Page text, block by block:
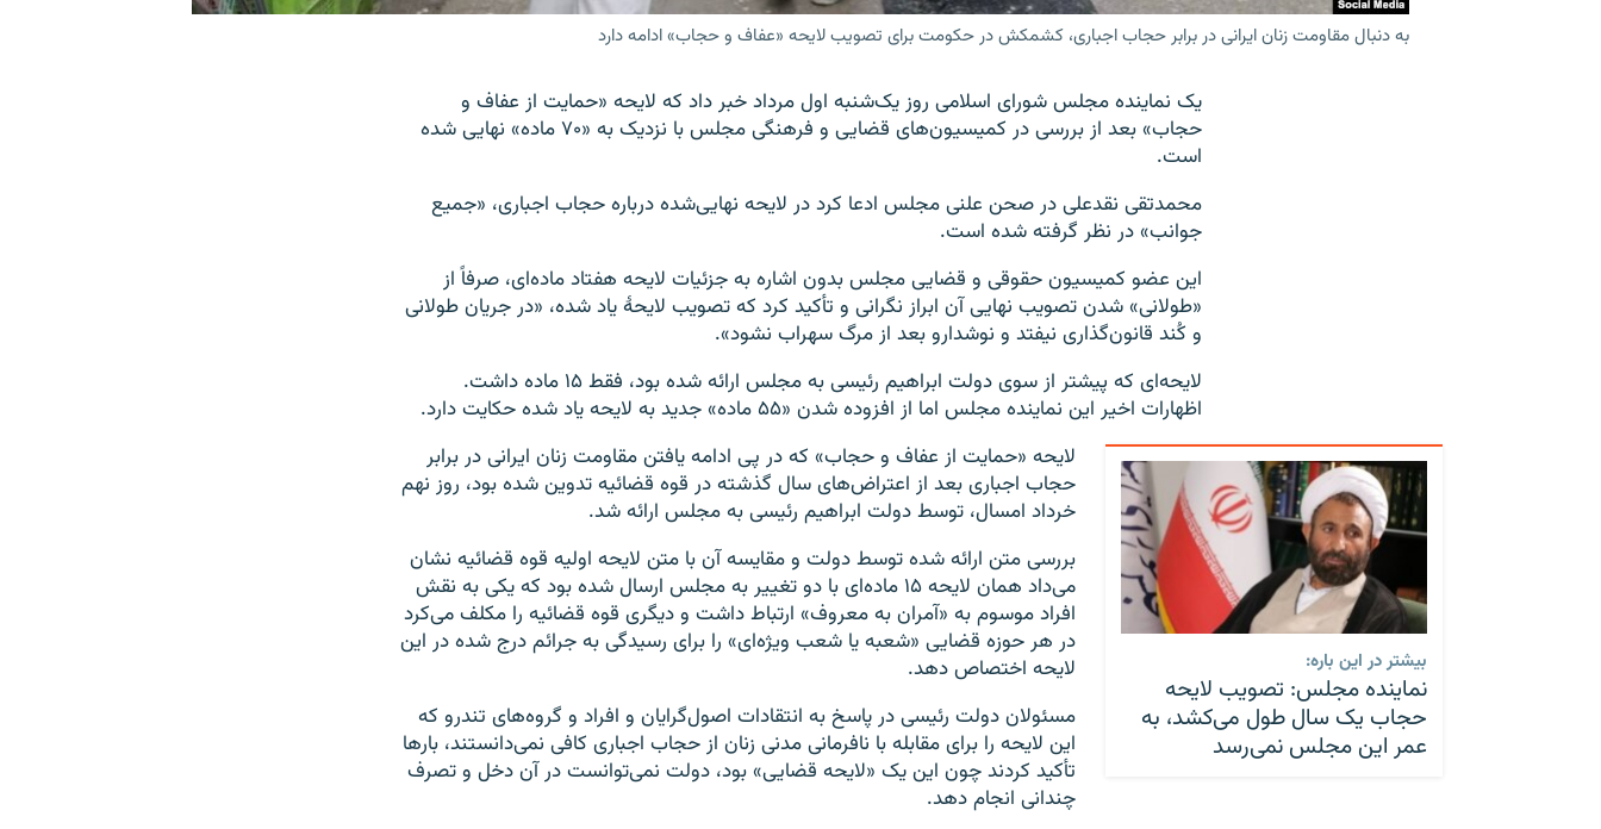
به دنبال مقاومت زنان ایرانی در برابر حجاب اجباری، کشمکش در حکومت برای تصویب لایحه «عفاف و حجاب» ادامه دارد
یک نماینده مجلس شورای اسلامی روز یک‌شنبه اول مرداد خبر داد که لایحه «حمایت از عفاف و
حجاب» بعد از بررسی در کمیسیون‌های قضایی و فرهنگی مجلس با نزدیک به «۷۰ ماده» نهایی شده
است.
محمدتقی نقدعلی در صحن علنی مجلس ادعا کرد در لایحه نهایی‌شده درباره حجاب اجباری، «جمیع
جوانب» در نظر گرفته شده است.
این عضو کمیسیون حقوقی و قضایی مجلس بدون اشاره به جزئیات لایحه هفتاد ماده‌ای، صرفاً از
«طولانی» شدن تصویب نهایی آن ابراز نگرانی و تأکید کرد که تصویب لایحۀ یاد شده، «در جریان طولانی
و کُند قانون‌گذاری نیفتد و نوشدارو بعد از مرگ سهراب نشود».
لایحه‌ای که پیشتر از سوی دولت ابراهیم رئیسی به مجلس ارائه شده بود، فقط ۱۵ ماده داشت.
اظهارات اخیر این نماینده مجلس اما از افزوده شدن «۵۵ ماده» جدید به لایحه یاد شده حکایت دارد.
بیشتر در این باره:
نماینده مجلس: تصویب لایحه
حجاب یک سال طول می‌کشد، به
عمر این مجلس نمی‌رسد
لایحه «حمایت از عفاف و حجاب» که در پی ادامه یافتن مقاومت زنان ایرانی در برابر
حجاب اجباری بعد از اعتراض‌های سال گذشته در قوه قضائیه تدوین شده بود،‌ روز نهم
خرداد امسال، توسط دولت ابراهیم رئیسی به مجلس ارائه شد.
بررسی متن ارائه شده توسط دولت و مقایسه آن با متن لایحه اولیه قوه قضائیه نشان
می‌داد همان لایحه ۱۵ ماده‌ای با دو تغییر به مجلس ارسال شده بود که یکی به نقش
افراد موسوم به «آمران به معروف» ارتباط داشت و دیگری قوه قضائیه را مکلف می‌کرد
در هر حوزه قضایی «شعبه یا شعب ویژه‌ای» را برای رسیدگی به جرائم درج شده در این
لایحه اختصاص دهد.
مسئولان دولت رئیسی در پاسخ به انتقادات اصول‌گرایان و افراد و گروه‌های تندرو که
این لایحه را برای مقابله با نافرمانی مدنی زنان از حجاب اجباری کافی نمی‌دانستند، بارها
تأکید کردند چون این یک «لایحه قضایی» بود، دولت نمی‌توانست در آن دخل و تصرف
چندانی انجام دهد.